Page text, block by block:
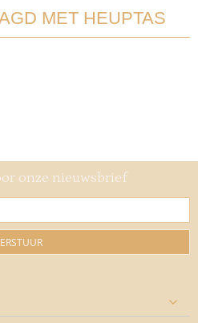
MET HEUPTAS
onze nieuwsbrief